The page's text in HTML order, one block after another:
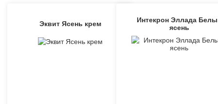
Эквит Ясень крем
Интекрон Эллада
ясень